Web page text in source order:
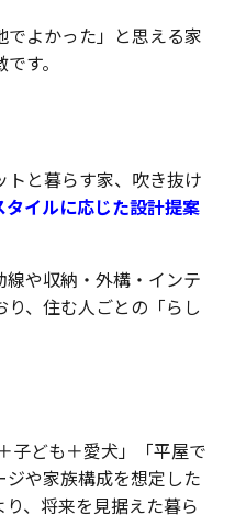
よかった」と思える家
す。
と暮らす家、吹き抜け
イルに応じた設計提案
や収納・外構・インテ
、住む人ごとの「らし
子ども＋愛犬」「平屋で
や家族構成を想定した
、将来を見据えた暮ら